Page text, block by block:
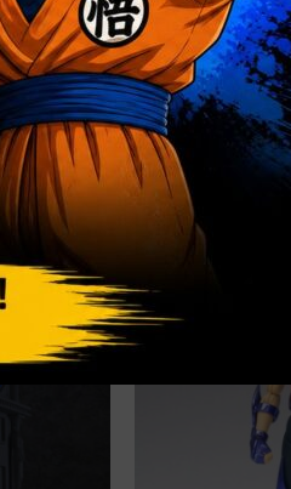
3,5 kg